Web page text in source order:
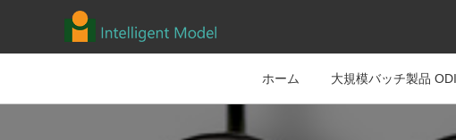
ホーム 大規模バッチ製品